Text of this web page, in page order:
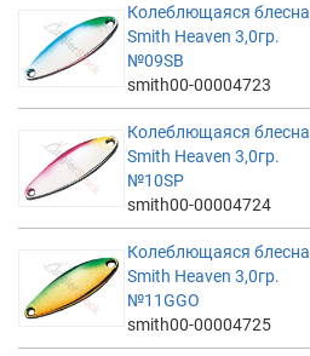
Колеблющаяся блесна
Smith Heaven 3,0гр.
№09SB
smith00-00004723
Колеблющаяся блесна
Smith Heaven 3,0гр.
№10SP
smith00-00004724
Колеблющаяся блесна
Smith Heaven 3,0гр.
№11GGO
smith00-00004725